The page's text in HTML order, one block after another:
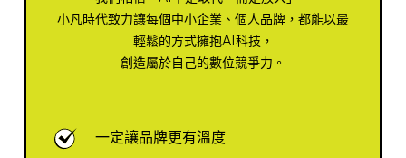
小凡時代致力讓每個中小企業、個人品牌，都能以最
輕鬆的方式擁抱AI科技，
創造屬於自己的數位競爭力。
一定讓品牌更有溫度